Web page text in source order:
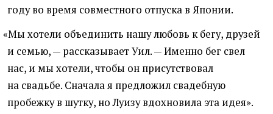
году во время совместного отпуска в Японии.
«Мы хотели объединить нашу любовь к бегу, друзей
и семью, — рассказывает Уил. — Именно бег свел
нас, и мы хотели, чтобы он присутствовал
на свадьбе. Сначала я предложил свадебную
пробежку в шутку, но Луизу вдохновила эта идея».